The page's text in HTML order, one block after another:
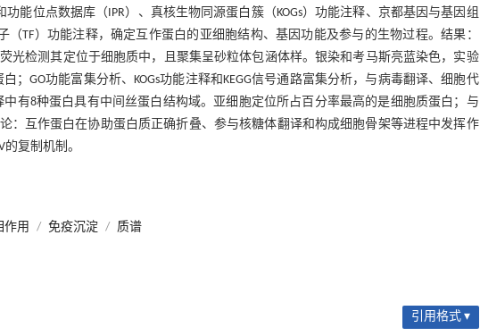
能位点数据库（IPR）、真核生物同源蛋白簇（KOGs）功能注释、京都基因与基因组
（TF）功能注释，确定互作蛋白的亚细胞结构、基因功能及参与的生物过程。结果：
荧光检测其定位于细胞质中，且聚集呈砂粒体包涵体样。银染和考马斯亮蓝染色，实验
GO功能富集分析、KOGs功能注释和KEGG信号通路富集分析，与病毒翻译、细胞代
有8种蛋白具有中间丝蛋白结构域。亚细胞定位所占百分率最高的是细胞质蛋白；与
：互作蛋白在协助蛋白质正确折叠、参与核糖体翻译和构成细胞骨架等进程中发挥作
复制机制。
作用 / 免疫沉淀 / 质谱
引用格式 ▾